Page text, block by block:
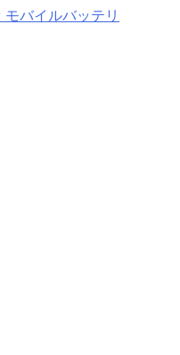
バイルバッテリ